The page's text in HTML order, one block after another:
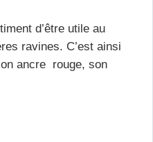
d’être utile au
ravines. C’est ainsi
ancre rouge, son